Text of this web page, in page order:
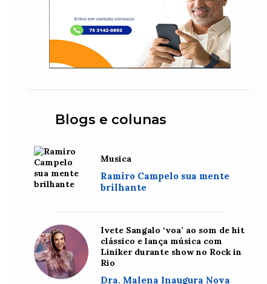
Blogs e colunas
Musica
Ramiro Campelo sua mente
brilhante
Ivete Sangalo ‘voa’ ao som de hit
clássico e lança música com
Liniker durante show no Rock in
Rio
Dra. Malena Inaugura Nova